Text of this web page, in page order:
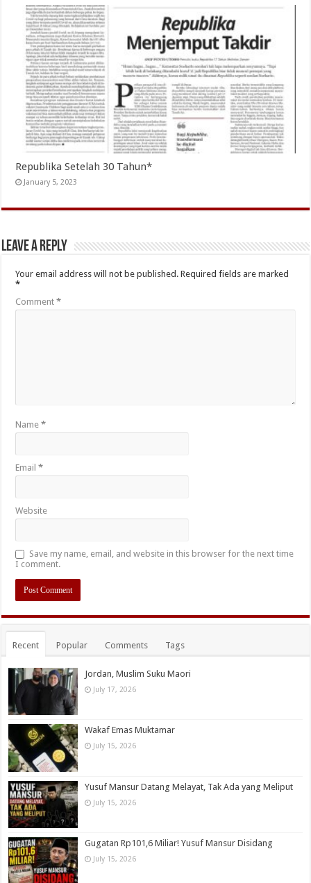
Republika Setelah 30 Tahun*
January 5, 2023
Leave a Reply
Your email address will not be published. Required fields are marked
*
Comment*
Name*
Email*
Website
Save my name, email, and website in this browser for the next time
I comment.
Recent Popular Comments Tags
Jordan, Muslim Suku Maori
July 17, 2026
Wakaf Emas Muktamar
July 15, 2026
Yusuf Mansur Datang Melayat, Tak Ada yang Meliput
July 15, 2026
Gugatan Rp101,6 Miliar! Yusuf Mansur Disidang
July 15, 2026